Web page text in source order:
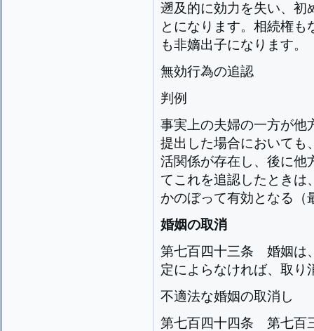
遡及的に効力を失い、初
とになります。相続権
も非嫡出子になります。
無効行為の追認
判例
事実上の夫婦の一方が他
提出した場合においても
活関係が存在し、後に他
てこれを追認したときは
かのぼって有効となる（
婚姻の取消
第七百四十三条 婚姻は
定によらなければ、取り
不適法な婚姻の取消し
第七百四十四条 第七百